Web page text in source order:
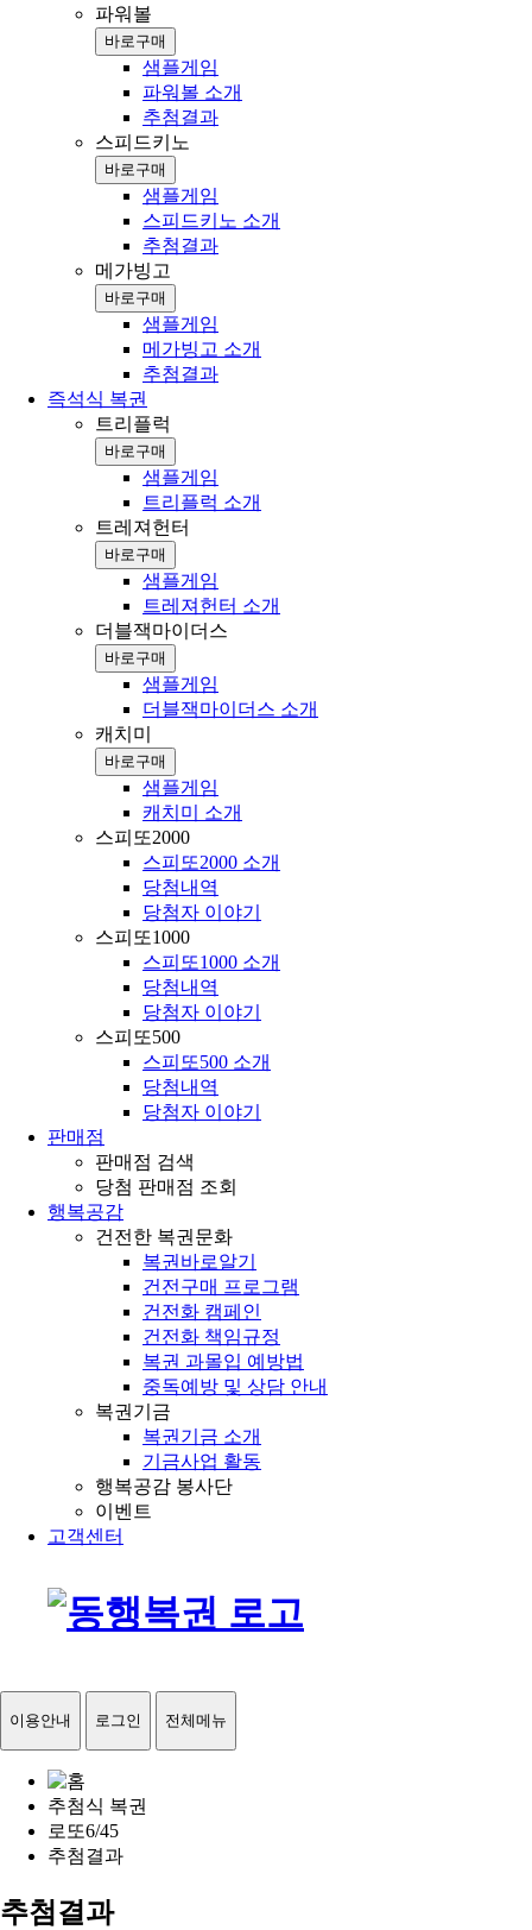
파워볼
바로구매
샘플게임
파워볼 소개
추첨결과
스피드키노
바로구매
샘플게임
스피드키노 소개
추첨결과
메가빙고
바로구매
샘플게임
메가빙고 소개
추첨결과
즉석식 복권
트리플럭
바로구매
샘플게임
트리플럭 소개
트레져헌터
바로구매
샘플게임
트레져헌터 소개
더블잭마이더스
바로구매
샘플게임
더블잭마이더스 소개
캐치미
바로구매
샘플게임
캐치미 소개
스피또2000
스피또2000 소개
당첨내역
당첨자 이야기
스피또1000
스피또1000 소개
당첨내역
당첨자 이야기
스피또500
스피또500 소개
당첨내역
당첨자 이야기
판매점
판매점 검색
당첨 판매점 조회
행복공감
건전한 복권문화
복권바로알기
건전구매 프로그램
건전화 캠페인
건전화 책임규정
복권 과몰입 예방법
중독예방 및 상담 안내
복권기금
복권기금 소개
기금사업 활동
행복공감 봉사단
이벤트
고객센터
이용안내 로그인 전체메뉴
추첨식 복권
로또6/45
추첨결과
추첨결과